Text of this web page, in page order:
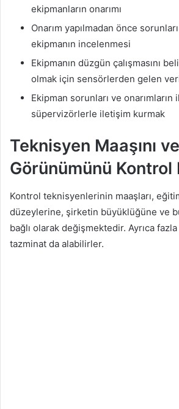
ekipmanların onarımı
Onarım yapılmadan önce
ekipmanın incelenmesi
Ekipmanın düzgün çalışmasını
olmak için sensörlerden gelen
Ekipman sorunları ve onarımların
süpervizörlerle iletişim kurmak
Teknisyen Maaşını ve
Görünümünü Kontrol
Kontrol teknisyenlerinin maaşları,
düzeylerine, şirketin büyüklüğüne ve
bağlı olarak değişmektedir. Ayrıca
tazminat da alabilirler.